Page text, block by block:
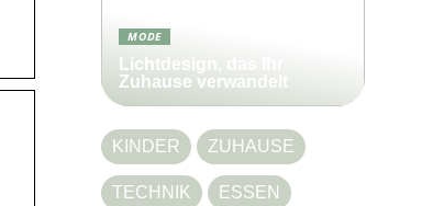
MODE
Lichtdesign, das Ihr
Zuhause verwandelt
KINDER ZUHAUSE
TECHNIK ESSEN